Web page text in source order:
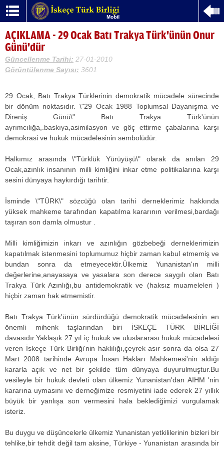
AÇIKLAMA - 29 Ocak Batı Trakya Türk'ünün Onur
Günü'dür
Güncellenme Tarihi: 27-01-2010
Görüntülenme Sayısı: 3601
29 Ocak, Batı Trakya Türklerinin demokratik mücadele sürecinde
bir dönüm noktasıdır. \"29 Ocak 1988 Toplumsal Dayanışma ve
Direniş Günü\" Batı Trakya Türk'ünün
ayrımcılığa,.baskıya,asimilasyon ve göç ettirme çabalarına karşı
demokrasi ve hukuk mücadelesinin sembolüdür.
Halkımız arasında \"Türklük Yürüyüşü\" olarak da anılan 29
Ocak,azınlık insanının milli kimliğini inkar etme politikalarına karşı
sesini dünyaya haykırdığı tarihtir.
İsminde \"TÜRK\" sözcüğü olan tarihi derneklerimiz hakkında
yüksek mahkeme tarafından kapatılma kararının verilmesi,bardağı
taşıran son damla olmustur .
Milli kimliğimizin inkarı ve azınlığın gözbebeği derneklerimizin
kapatılmak istenmesini toplumumuz hiçbir zaman kabul etmemiş ve
bundan sonra da etmeyecektir.Ülkemiz Yunanistan'ın milli
değerlerine,anayasaya ve yasalara son derece saygılı olan Batı
Trakya Türk Azınlığı,bu antidemokratik ve (haksız muameleleri )
hiçbir zaman hak etmemistir.
Batı Trakya Türk'ünün sürdürdüğü demokratik mücadelesinin en
önemli mihenk taşlarından biri İSKEÇE TÜRK BİRLİĞİ
davasıdır.Yaklaşık 27 yıl iç hukuk ve uluslararası hukuk mücadelesi
veren İskeçe Türk Birliği'nin haklılığı,çeyrek asır sonra da olsa 27
Mart 2008 tarihinde Avrupa İnsan Hakları Mahkemesi'nin aldığı
kararla açık ve net bir şekilde tüm dünyaya duyurulmuştur.Bu
vesileyle bir hukuk devleti olan ülkemiz Yunanistan'dan AIHM 'nin
kararına uymasını ve derneğimize resmiyetini iade ederek 27 yıllık
büyük bir yanlışa son vermesini hala beklediğimizi vurgulamak
isteriz.
Bu duygu ve düşüncelerle ülkemiz Yunanistan yetkililerinin bizleri bir
tehlike,bir tehdit değil tam aksine, Türkiye - Yunanistan arasında bir